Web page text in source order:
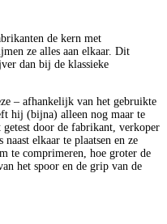
de kern met
ze alles aan elkaar. Dit
dan bij de klassieke
– afhankelijk van het gebruikte
hij (bijna) alleen nog maar te
door de fabrikant, verkoper
elkaar te plaatsen en ze
te comprimeren, hoe groter de
het spoor en de grip van de